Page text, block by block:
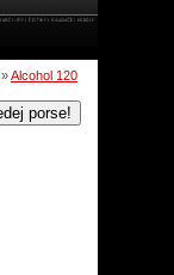
»Alcohol 120